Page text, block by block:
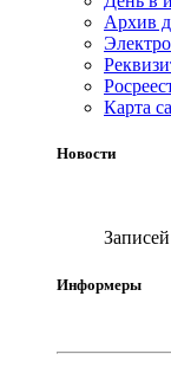
Архив
Карта
Новости
Информеры